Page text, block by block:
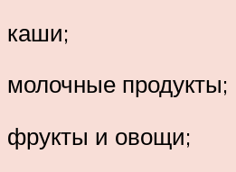
каши;
молочные продукты;
фрукты и овощи;